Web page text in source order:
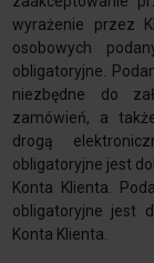
wyrażenie przez
osobowych
obligatoryjne.
niezbędne do
zamówień, a
drogą
obligatoryjne jest
Konta Klienta.
obligatoryjne jest
Konta Klienta.